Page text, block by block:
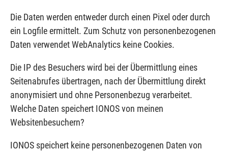
Die Daten werden entweder durch einen Pixel oder durch
ein Logfile ermittelt. Zum Schutz von personenbezogenen
Daten verwendet WebAnalytics keine Cookies.
Die IP des Besuchers wird bei der Übermittlung eines
Seitenabrufes übertragen, nach der Übermittlung direkt
anonymisiert und ohne Personenbezug verarbeitet.
Welche Daten speichert IONOS von meinen
Websitenbesuchern?
IONOS speichert keine personenbezogenen Daten von